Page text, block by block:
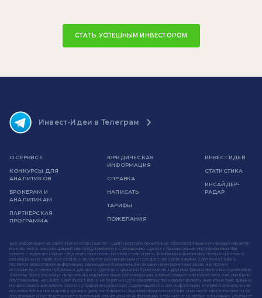
СТАТЬ УСПЕШНЫМ ИНВЕСТОРОМ
Инвест-Идеи в Телеграм
О СЕРВИСЕ
КОНКУРСЫ ДЛЯ
АНАЛИТИКОВ
БРОКЕРАМ И
АНАЛИТИКАМ
ПАРТНЕРСКАЯ
ПРОГРАММА
ЮРИДИЧЕСКАЯ
ИНФОРМАЦИЯ
СПРАВКА
НАПИСАТЬ
ТАРИФЫ
ПОЖЕЛАНИЯ
ИНВЕСТ ИДЕИ
СТАТИСТИКА
ИНСАЙДЕР-
РАДАР
Вся информация на сайте invest-idei.ru (далее - Сайт) носит исключительно образовательный и научный характер
и не является рекомендацией или предложением к совершению сделок с финансовыми инструментами. Вы
можете следовать или не следовать прогнозам на свой страх и риск. Компании и аналитики, прогнозы которых
размещены на сайте invest-idei.ru, являются независимыми от создателей сайта лицами. Сайт invest-idei.ru
является агрегатором информации, размещенной указанными лицами на интернет-ресурсах и в прочих
источниках, а также публичных данных о сделках с ценными бумагами или другими финансовыми инструментами.
Клиенты брокеров могут получать по подписке иные рекомендации, а также раньше или позже того, как они были
опубликованы на Сайте. Сайт invest-idei.ru не берет на себя обязательство корректировать аналитические данные
и инвестиционные идеи в связи с утратой актуальности содержащейся в них информации, а также при выявлении
несоответствия приводимых данных действительности. Администрация invest-idei.ru не несет ответственности за
содержание и последствия использования размещенной информации, в том числе за любые возможные убытки от